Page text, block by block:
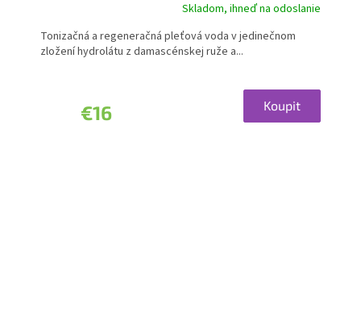
Skladom, ihneď na odoslanie
€16 Koupit
Tonizačná a regeneračná pleťová voda v jedinečnom
zložení hydrolátu z damascénskej ruže a...